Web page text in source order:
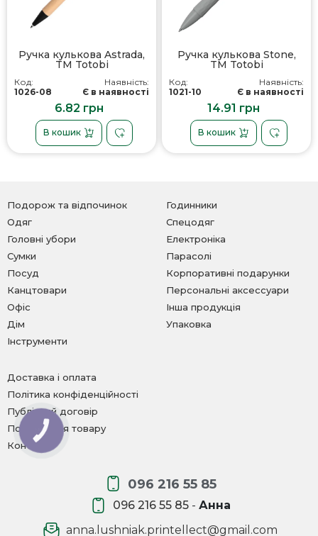
Ручка кулькова Astrada,
TM Totobi
Код:
1026-08
Наявність:
Є в наявності
6.82 грн
В кошик
Ручка кулькова Stone,
TM Totobi
Код:
1021-10
Наявність:
Є в наявності
14.91 грн
В кошик
Подорож та відпочинок
Одяг
Головні убори
Сумки
Посуд
Канцтовари
Офіс
Дім
Інструменти
Годинники
Спецодяг
Електроніка
Парасолі
Корпоративні подарунки
Персональні аксессуари
Інша продукція
Упаковка
Доставка і оплата
Політика конфіденційності
Публічний договір
Повернення товару
Контакти
096 216 55 85
096 216 55 85 - Анна
anna.lushniak.printellect@gmail.com
КНОПКА
ЗВ'ЯЗКУ